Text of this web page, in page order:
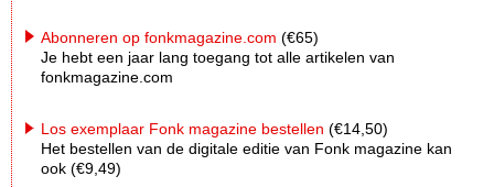
Abonneren op fonkmagazine.com (€65)
Je hebt een jaar lang toegang tot alle artikelen van
fonkmagazine.com
Los exemplaar Fonk magazine bestellen (€14,50)
Het bestellen van de digitale editie van Fonk magazine kan
ook (€9,49)